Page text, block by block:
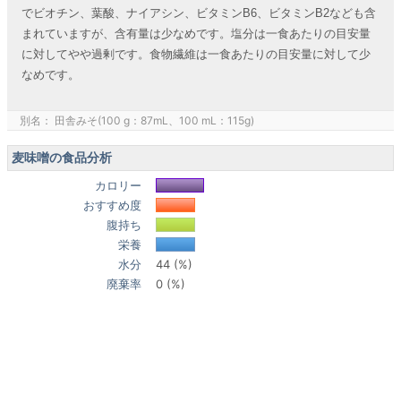
でビオチン、葉酸、ナイアシン、ビタミンB6、ビタミンB2なども含
まれていますが、含有量は少なめです。塩分は一食あたりの目安量
に対してやや過剰です。食物繊維は一食あたりの目安量に対して少
なめです。
別名： 田舎みそ(100 g：87mL、100 mL：115g)
麦味噌の食品分析
カロリー
おすすめ度
腹持ち
栄養
水分
44 (%)
廃棄率
0 (%)